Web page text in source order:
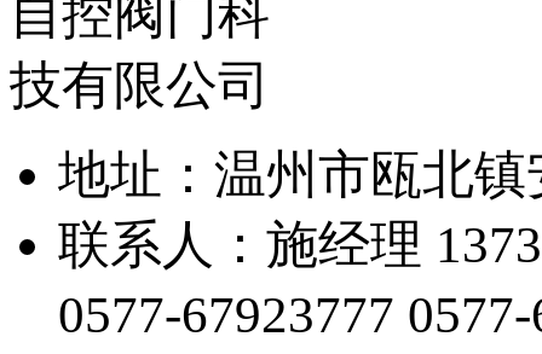
地址：温州市瓯北
联系人：施经理
0577-67923777